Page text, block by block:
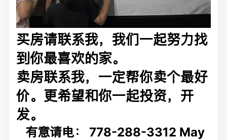
买房请联系我，我们一起努力找
到你最喜欢的家。
卖房联系我，一定帮你卖个最好
价。更希望和你一起投资，开
发。
有意请电： 778-288-3312 May